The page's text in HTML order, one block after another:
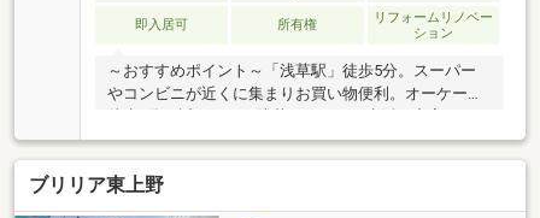
即入居可 所有権
リフォームリノベー
ション
～おすすめポイント～「浅草駅」徒歩5分。スーパー
やコンビニが近くに集まりお買い物便利。オーケーも
す。～物件スペック～◆平成20年築の新耐震基準◆住
宅ローン減税対象◆つくばエクスプレス線「浅草」駅
徒歩5分◆東京メトロ銀座線「田原町」駅 徒歩9分◆山
手線「上野」駅 徒歩15分◆1LDK 専有面積45.56㎡◆7
ブリリア東上野